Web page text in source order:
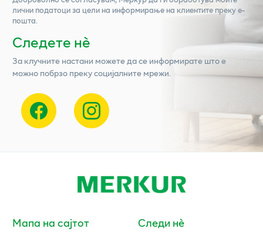
лични податоци за цели на информирање на клиентите преку е-
пошта.
Следете нѐ
За клучните настани можете да се информирате што е
можно побрзо преку социјалните мрежи.
Мапа на сајтот Следи нè